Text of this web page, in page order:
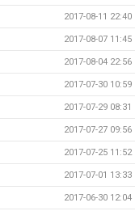
2017-08-11 22:40
2017-08-07 11:45
2017-08-04 22:56
2017-07-30 10:59
2017-07-29 08:31
2017-07-27 09:56
2017-07-25 11:52
2017-07-01 13:33
2017-06-30 12:04